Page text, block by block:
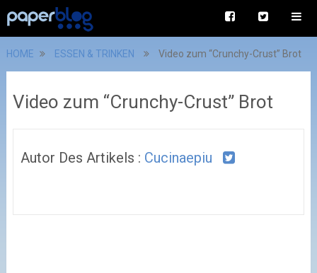
HOME ESSEN & TRINKEN Video zum “Crunchy-Crust” Brot
Video zum “Crunchy-Crust” Brot
Autor Des Artikels : Cucinaepiu